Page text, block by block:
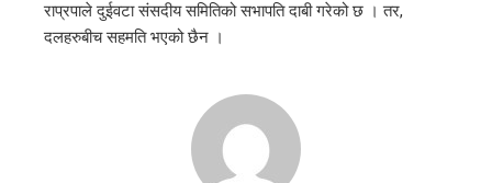
राप्रपाले दुईवटा संसदीय समितिको सभापति दाबी गरेको छ । तर,
दलहरुबीच सहमति भएको छैन ।